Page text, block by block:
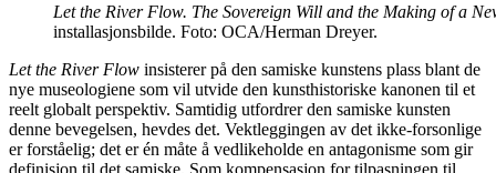
Let the River Flow. The Sovereign Will and the Making of a
installasjonsbilde. Foto: OCA/Herman Dreyer.
Let the River Flow insisterer på den samiske kunstens plass blant de
nye museologiene som vil utvide den kunsthistoriske kanonen til et
reelt globalt perspektiv. Samtidig utfordrer den samiske kunsten
denne bevegelsen, hevdes det. Vektleggingen av det ikke-forsonlige
er forståelig; det er én måte å vedlikeholde en antagonisme som gir
definisjon til det samiske. Som kompensasjon for tilpasningen til